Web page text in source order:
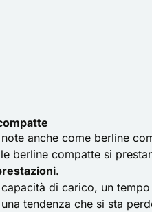
anche come berline
berline compatte si
.
di carico, un
tendenza che si sta